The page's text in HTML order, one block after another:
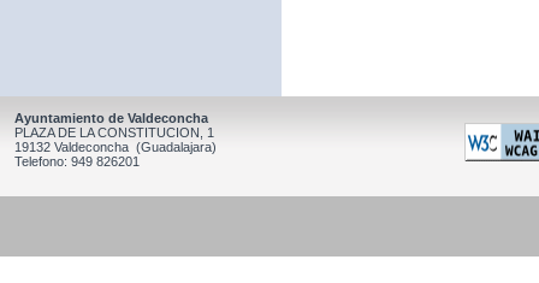
Ayuntamiento de Valdeconcha
PLAZA DE LA CONSTITUCION, 1
19132 Valdeconcha (Guadalajara)
Telefono: 949 826201